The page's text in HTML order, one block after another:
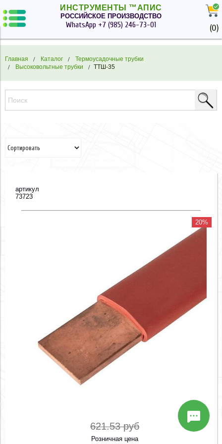
ИНСТРУМЕНТЫ ™АПИС
РОССИЙСКОЕ ПРОИЗВОДСТВО
WhatsApp +7 (985) 246-73-01 (0)
Главная Каталог
Термоусадочные трубки
Высоковольтные трубки
ТТШ-35
артикул
73723
20%
621.53 руб
Розничная цена